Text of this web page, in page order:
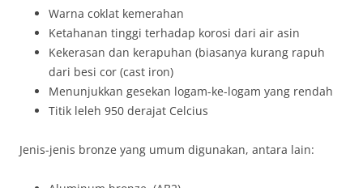
Warna coklat kemerahan
Ketahanan tinggi terhadap korosi dari air asin
Kekerasan dan kerapuhan (biasanya kurang rapuh
dari besi cor (cast iron)
Menunjukkan gesekan logam-ke-logam yang rendah
Titik leleh 950 derajat Celcius
Jenis-jenis bronze yang umum digunakan, antara lain: